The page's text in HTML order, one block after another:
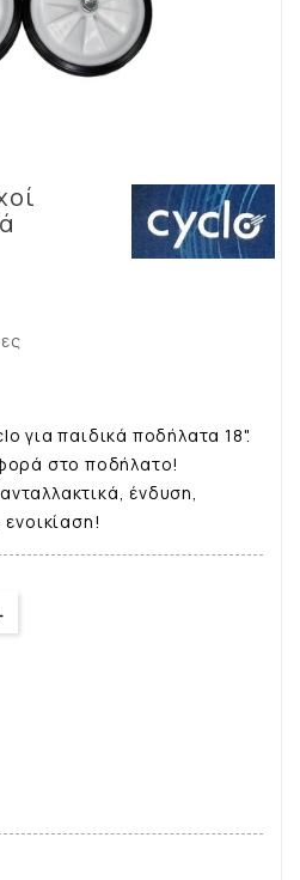
για παιδικά ποδήλατα 18".
στο ποδήλατο!
ένδυση,